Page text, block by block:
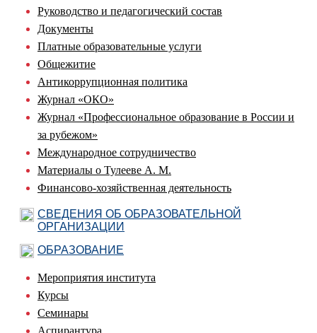
Руководство и педагогический состав
Документы
Платные образовательные услуги
Общежитие
Антикоррупционная политика
Журнал «ОКО»
Журнал «Профессиональное образование в России и
за рубежом»
Международное сотрудничество
Материалы о Тулееве А. М.
Финансово-хозяйственная деятельность
СВЕДЕНИЯ ОБ ОБРАЗОВАТЕЛЬНОЙ
ОРГАНИЗАЦИИ
ОБРАЗОВАНИЕ
Мероприятия института
Курсы
Семинары
Аспирантура